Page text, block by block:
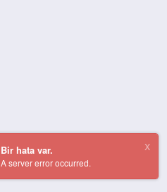
Bir hata var.
A server error occurred.